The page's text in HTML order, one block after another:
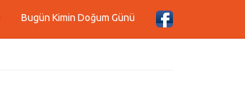
Bugün Kimin Doğum Günü